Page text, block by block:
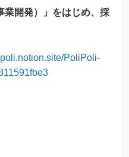
業開発）」をはじめ、採
PoliPoli-